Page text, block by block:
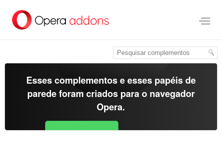
para
Esses complementos e esses papéis de
parede foram criados para o navegador
Opera.
Baixar o Opera Free for Android